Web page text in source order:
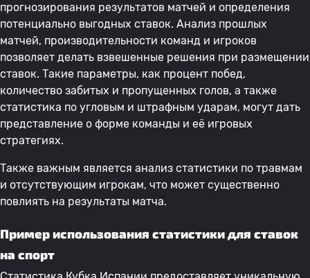
прогнозирования результатов матчей и определения
потенциально выгодных ставок. Анализ прошлых
матчей, производительности команд и игроков
позволяет делать взвешенные решения при размещении
ставок. Такие параметры, как процент побед,
количество забитых и пропущенных голов, а также
статистика по угловым и штрафным ударам, могут дать
представление о форме команды и её игровых
стратегиях.
Также важным является анализ статистики по травмам
и отсутствующим игрокам, что может существенно
повлиять на результаты матча.
Пример использования статистики для ставок
на спорт